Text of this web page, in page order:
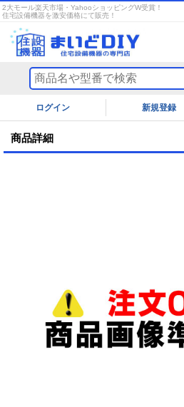
2大モール楽天市場・YahooショッピングW受賞！
住宅設備機器を激安価格にて販売！
ログイン
商品詳細